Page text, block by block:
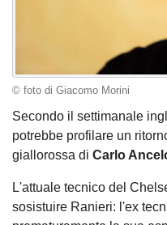
© foto di Giacomo Morini
Secondo il settimanale
potrebbe profilare un
giallorossa di Carlo
L'attuale tecnico del
sosistuire Ranieri: l'ex